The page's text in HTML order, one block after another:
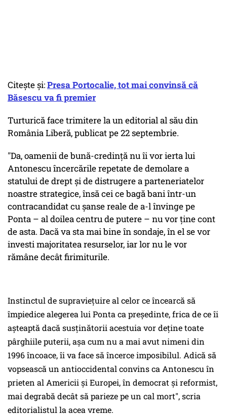
Citește și:Presa Portocalie, tot mai convinsă că
Băsescu va fi premier
Turturică face trimitere la un editorial al său din
România Liberă, publicat pe 22 septembrie.
"Da, oamenii de bună-credinţă nu îi vor ierta lui
Antonescu încercările repetate de demolare a
statului de drept şi de distrugere a parteneriatelor
noastre strategice, însă cei ce bagă bani într-un
contracandidat cu şanse reale de a-l învinge pe
Ponta – al doilea centru de putere – nu vor ţine cont
de asta. Dacă va sta mai bine în sondaje, în el se vor
investi majoritatea resurselor, iar lor nu le vor
rămâne decât firimiturile.
Instinctul de supravieţuire al celor ce încearcă să
împiedice alegerea lui Ponta ca preşedinte, frica de ce îi
aşteaptă dacă susţinătorii acestuia vor deţine toate
pârghiile puterii, aşa cum nu a mai avut nimeni din
1996 încoace, îi va face să încerce imposibilul. Adică să
vopsească un antioccidental convins ca Antonescu în
prieten al Americii şi Europei, în democrat şi reformist,
mai degrabă decât să parieze pe un cal mort", scria
editorialistul la acea vreme.